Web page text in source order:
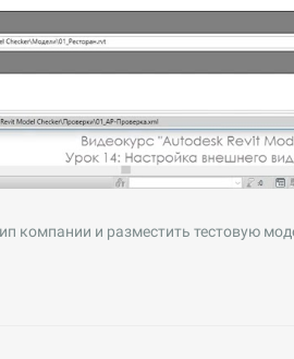
компании и разместить тестовую